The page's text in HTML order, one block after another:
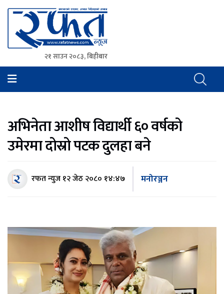
Rafat News
समाचारको रफ्तार, आवाज बिहिनहरुको आवाज
२१ साउन २०८३, बिहीबार
अभिनेता आशीष विद्यार्थी ६० वर्षको
उमेरमा दोस्रो पटक दुलहा बने
रफत न्युज१२ जेठ २०८० १४:४७ मनोरञ्जन